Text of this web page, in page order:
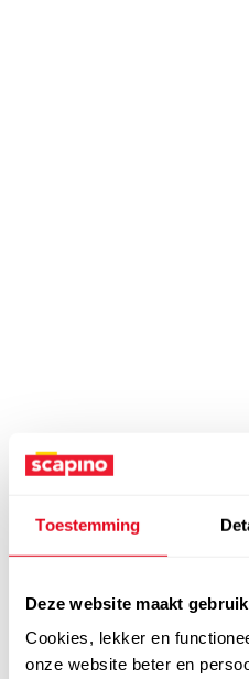
Toestemming
Deze website maakt
Cookies, lekker en
onze website beter en